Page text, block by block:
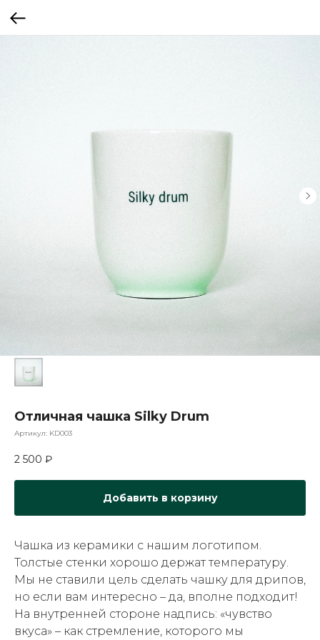
Отличная чашка Silky Drum
Артикул: KD003
2 500 ₽
Добавить в корзину
Чашка из керамики с нашим логотипом.
Толстые стенки хорошо держат температуру.
Мы не ставили цель сделать чашку для дрипов,
но если вам интересно – да, вполне подходит!
На внутренней стороне надпись: «чувство
вкуса» – как стремление, которого мы